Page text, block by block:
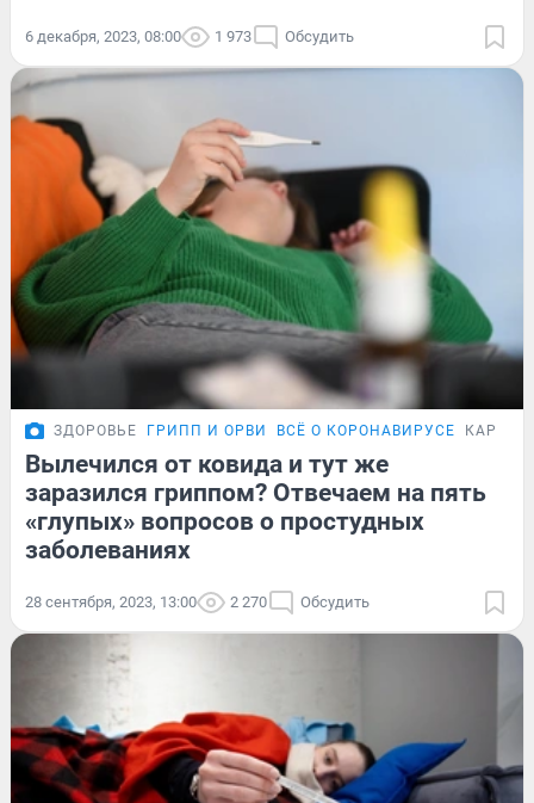
6 декабря, 2023, 08:00 1 973 Обсудить
ЗДОРОВЬЕ ГРИПП И ОРВИ ВСЁ О КОРОНАВИРУСЕ
Вылечился от ковида и тут же
заразился гриппом? Отвечаем на пять
«глупых» вопросов о простудных
заболеваниях
28 сентября, 2023, 13:00 2 270 Обсудить